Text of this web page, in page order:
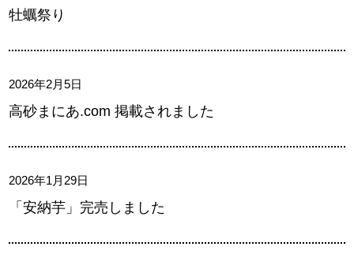
牡蠣祭り
2026年2月5日
高砂まにあ.com 掲載されました
2026年1月29日
「安納芋」完売しました